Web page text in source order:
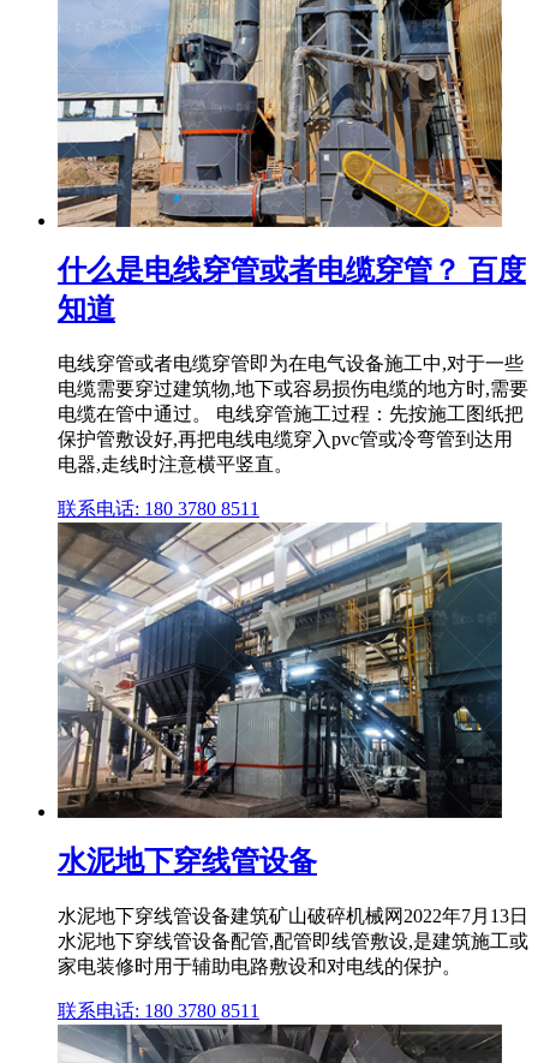
什么是电线穿管或者电缆穿管？ 百度
知道
电线穿管或者电缆穿管即为在电气设备施工中,对于一些
电缆需要穿过建筑物,地下或容易损伤电缆的地方时,需要
电缆在管中通过。 电线穿管施工过程：先按施工图纸把
保护管敷设好,再把电线电缆穿入pvc管或冷弯管到达用
电器,走线时注意横平竖直。
联系电话: 180 3780 8511
水泥地下穿线管设备
水泥地下穿线管设备建筑矿山破碎机械网2022年7月13日
水泥地下穿线管设备配管,配管即线管敷设,是建筑施工或
家电装修时用于辅助电路敷设和对电线的保护。
联系电话: 180 3780 8511